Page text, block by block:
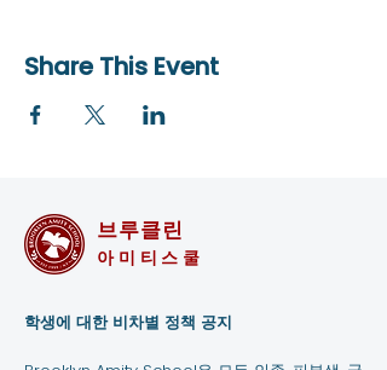
Share This Event
브루클린
아미티스쿨
학생에 대한 비차별 정책 공지